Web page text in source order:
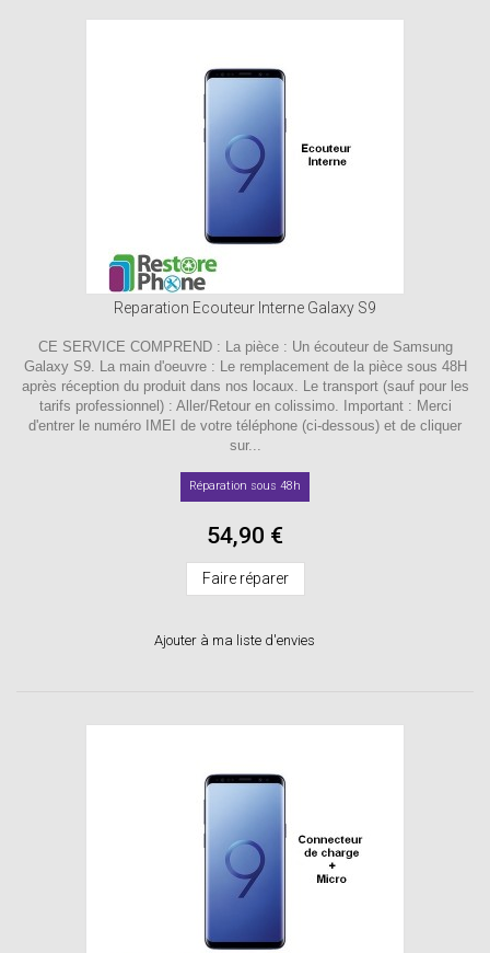
Reparation Ecouteur Interne Galaxy S9
CE SERVICE COMPREND : La pièce : Un écouteur de Samsung
Galaxy S9. La main d'oeuvre : Le remplacement de la pièce sous 48H
après réception du produit dans nos locaux. Le transport (sauf pour les
tarifs professionnel) : Aller/Retour en colissimo. Important : Merci
d'entrer le numéro IMEI de votre téléphone (ci-dessous) et de cliquer
sur...
Réparation sous 48h
54,90 €
Faire réparer
Ajouter à ma liste d'envies